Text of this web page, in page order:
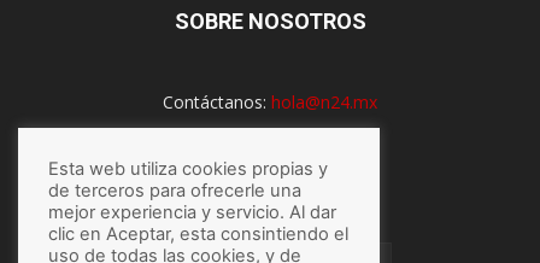
SOBRE NOSOTROS
Contáctanos: hola@n24.mx
SÍGUENOS
Esta web utiliza cookies propias y
de terceros para ofrecerle una
mejor experiencia y servicio. Al dar
clic en Aceptar, esta consintiendo el
uso de todas las cookies, y de